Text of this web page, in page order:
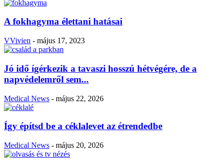
A fokhagyma élettani hatásai
VVivien - május 17, 2023
Jó idő ígérkezik a tavaszi hosszú hétvégére, de a
napvédelemről sem...
Medical News - május 22, 2026
Így építsd be a céklalevet az étrendedbe
Medical News - május 20, 2026